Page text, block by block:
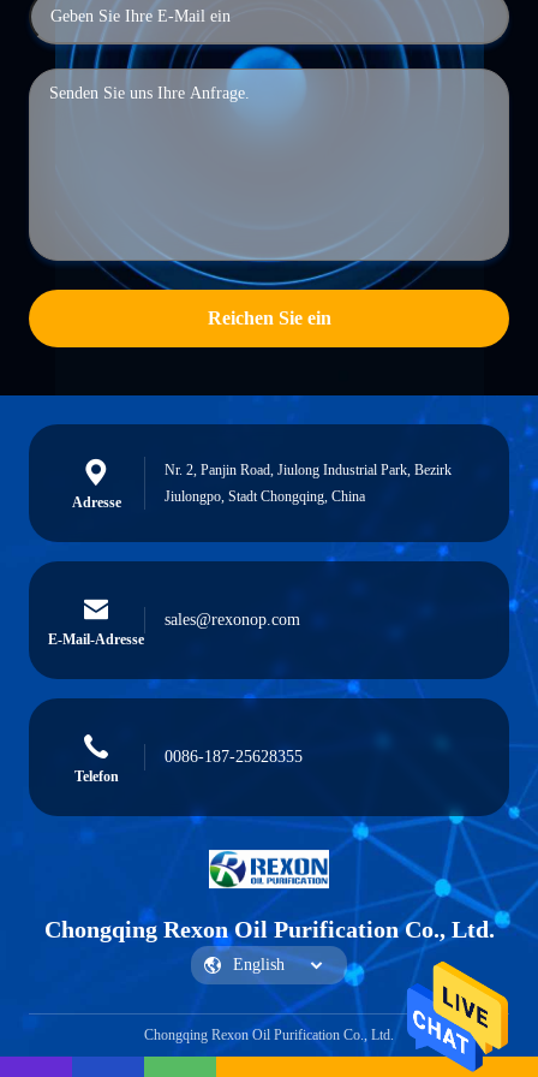
Reichen Sie ein
Adresse
Nr. 2, Panjin Road, Jiulong Industrial Park, Bezirk
Jiulongpo, Stadt Chongqing, China
E-Mail-Adresse
sales@rexonop.com
Telefon
0086-187-25628355
Chongqing Rexon Oil Purification Co., Ltd.
Chongqing Rexon Oil Purification Co., Ltd.